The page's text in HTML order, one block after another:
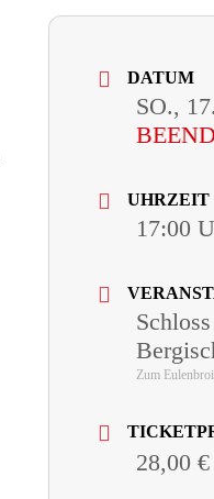
DATUM
SO.,
UHRZEIT
17:00
Zum
28,00 €